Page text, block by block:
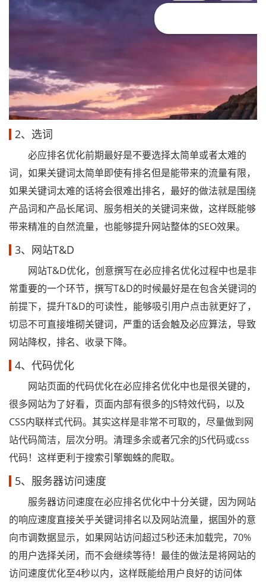
2、选词
必应排名优化前期最好是不要选择太简单或者太难的
词，如果关键词太简单即使有排名但是能带来的流量有限，
如果关键词太难的话将会很难出排名，最好的做法就是围绕
产品词和产品长尾词、服务相关的关键词来做，这样既能够
带来精准的自然流量，也能够提升网站整体的SEO效果。
3、网站T&D
网站T&D优化，创意撰写在必应排名优化过程中也是非
常重要的一个环节，撰写T&D的时候最好是在包含关键词的
前提下，提升T&D的可读性，能够吸引用户点击就更好了，
切忌不可直接堆砌关键词，严重的话会触及必应算法，导致
网站降权，排名、收录下降。
4、代码优化
网站页面的代码优化在必应排名优化中也是很关键的，
很多网站为了好看，页面内部有很多的JS特效代码，以及
CSS内联样式代码。其实这样是非常不可取的，尽量做到网
站代码简洁，层次分明。清理多余或者冗余的JS代码或css
代码！这样更利于搜索引擎蜘蛛的爬取。
5、服务器访问速度
服务器访问速度在必应排名优化中十分关键，因为网站
的响应速度直接关乎关键词排名以及网站流量，据国外的意
向市调数据显示，如果网站访问超过5秒还未加载完，70%
的用户选择关闭，而不会继续等待！最佳的做法是将网站的
访问速度优化至4秒以内，这样既能给用户良好的访问体